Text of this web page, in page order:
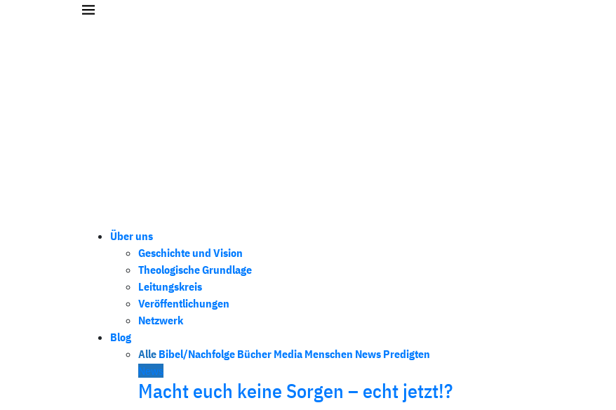
Über uns
Geschichte und Vision
Theologische Grundlage
Leitungskreis
Veröffentlichungen
Netzwerk
Blog
Alle Bibel/Nachfolge Bücher Media Menschen News Predigten
News
Macht euch keine Sorgen – echt jetzt!?